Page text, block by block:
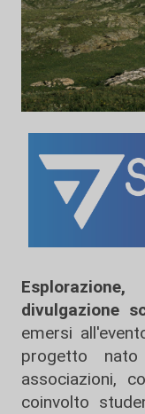
divulgazione
emersi
progetto
associazioni,
coinvolto